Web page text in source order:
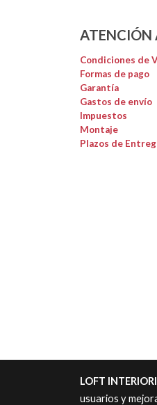
ATENCIÓN
Condiciones de
Formas de pago
Garantía
Gastos de envío
Impuestos
Montaje
Plazos de
LOFT
usuarios y